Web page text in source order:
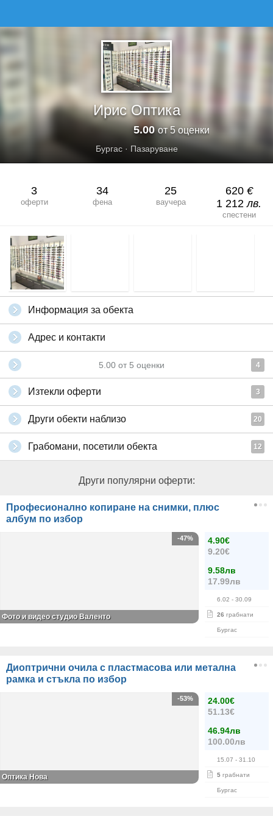
Ирис Оптика
5.00от 5 оценки
Бургас· Пазаруване
3
оферти
34
фена
25
ваучера
620 €
1 212лв.
спестени
Информация за обекта
Адрес и контакти
5.00 от 5 оценки 4
Изтекли оферти 3
Други обекти наблизо 20
Грабомани, посетили обекта 12
Други популярни оферти:
Професионално копиране на снимки, плюс
албум по избор
4.90€
9.20€
9.58лв
17.99лв
6.02 - 30.09
26 грабнати
Бургас
-47%
Фото и видео студио Валентo
Диоптрични очила с пластмасова или метална
рамка и стъкла по избор
24.00€
51.13€
46.94лв
100.00лв
15.07 - 31.10
5 грабнати
Бургас
-53%
Оптика Нова